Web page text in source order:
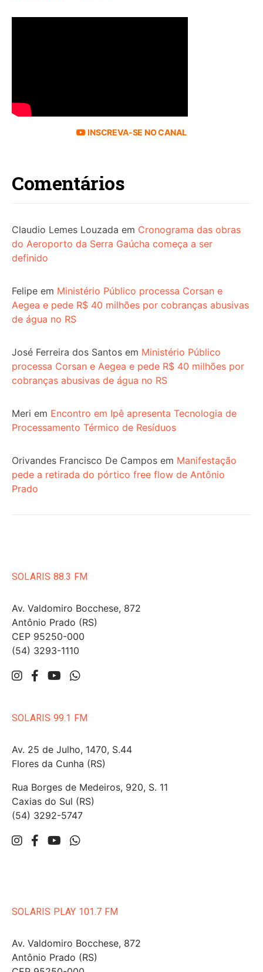
INSCREVA-SE NO CANAL
Comentários
Claudio Lemes Louzada em Cronograma das obras
do Aeroporto da Serra Gaúcha começa a ser
definido
Felipe em Ministério Público processa Corsan e
Aegea e pede R$ 40 milhões por cobranças abusivas
de água no RS
José Ferreira dos Santos em Ministério Público
processa Corsan e Aegea e pede R$ 40 milhões por
cobranças abusivas de água no RS
Meri em Encontro em Ipê apresenta Tecnologia de
Processamento Térmico de Resíduos
Orivandes Francisco De Campos em Manifestação
pede a retirada do pórtico free flow de Antônio
Prado
SOLARIS 88.3 FM
Av. Valdomiro Bocchese, 872
Antônio Prado (RS)
CEP 95250-000
(54) 3293-1110
SOLARIS 99.1 FM
Av. 25 de Julho, 1470, S.44
Flores da Cunha (RS)
Rua Borges de Medeiros, 920, S. 11
Caxias do Sul (RS)
(54) 3292-5747
SOLARIS PLAY 101.7 FM
Av. Valdomiro Bocchese, 872
Antônio Prado (RS)